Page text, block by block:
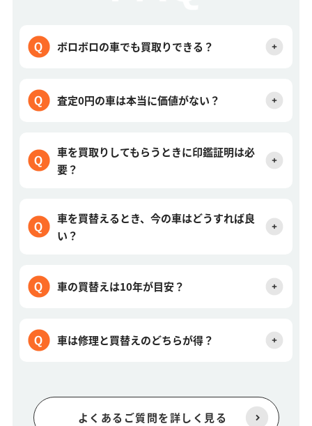
ボロボロの車でも買取りできる？
査定0円の車は本当に価値がない？
車を買取りしてもらうときに印鑑証明は必
要？
車を買替えるとき、今の車はどうすれば良
い？
車の買替えは10年が目安？
車は修理と買替えのどちらが得？
よくあるご質問を詳しく見る